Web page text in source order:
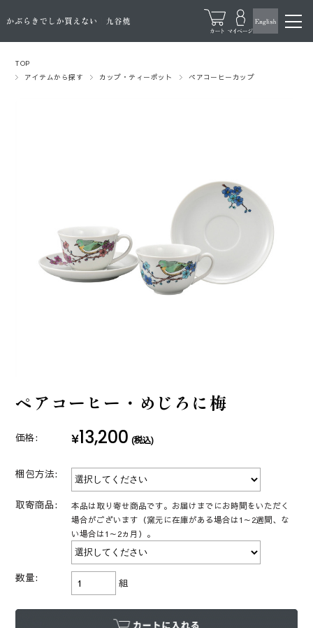
TOP
アイテムから探す
カップ・ティーポット ペアコーヒーカップ
ペアコーヒー・めじろに梅
価格: ¥13,200 (税込)
梱包方法:
取寄商品:
本品は取り寄せ商品です。お届けまでにお時間をいただく
場合がございます（窯元に在庫がある場合は1～2週間、な
い場合は1～2ヵ月）。
数量: 組